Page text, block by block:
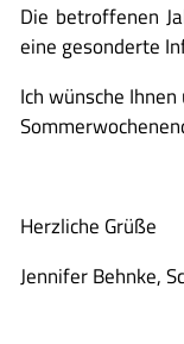
Die betroffenen
eine gesonderte
Ich wünsche
Herzliche Grüße
Jennifer Behnke,